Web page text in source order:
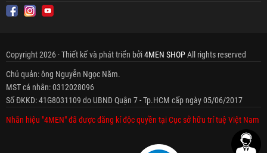
Copyright 2026 · Thiết kế và phát triển bởi4MEN SHOPAll rights reserved
Chủ quản: ông Nguyễn Ngọc Năm.
MST cá nhân: 0312028096
Số ĐKKD: 41G8031109 do UBND Quận 7 - Tp.HCM cấp ngày 05/06/2017
Nhãn hiệu "4MEN" đã được đăng kí độc quyền tại Cục sở hữu trí tuệ Việt Nam